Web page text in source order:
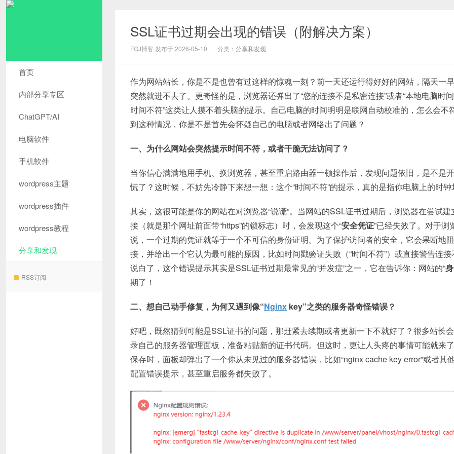
首页
内部分享专区
ChatGPT/AI
电脑软件
手机软件
wordpress主题
wordpress插件
wordpress教程
分享和发现
RSS订阅
SSL证书过期会出现的错误（附解决方案）
FGJ博客 发布于 2026-05-10 分类： 分享和发现
作为网站站长，你是不是也曾有过这样的惊魂一刻？前一天还运行得好好的网站，隔天一
突然就进不去了。更奇怪的是，浏览器还弹出了“您的连接不是私密连接”或者“本地电脑时
时间不符”这类让人摸不着头脑的提示。自己电脑的时间明明是联网自动校准的，怎么会不
到这种情况，你是不是首先会怀疑自己的电脑或者网络出了问题？
一、为什么网站会突然提示时间不符，或者干脆无法访问了？
当你信心满满地用手机、换浏览器，甚至重启路由器一顿操作后，发现问题依旧，是不是
慌了？这时候，不妨先冷静下来想一想：这个“时间不符”的提示，真的是指你电脑上的时
其实，这很可能是你的网站在对浏览器“说谎”。当网站的SSL证书过期后，浏览器在尝试建
接（就是那个网址前面带“https”的锁标志）时，会发现这个“安全凭证”已经失效了。对于浏
说，一个过期的凭证就等于一个不可信的身份证明。为了保护访问者的安全，它会果断地
接，并给出一个它认为最可能的原因，比如时间戳验证失败（“时间不符”）或直接警告连
说白了，这个错误提示其实是SSL证书过期最常见的“并发症”之一，它在告诉你：网站的“
期了！
二、想自己动手修复，为何又遇到像“Nginx key”之类的服务器奇怪错误？
好吧，既然猜到可能是SSL证书的问题，那赶紧去续期或者更新一下不就好了？很多站长
录自己的服务器管理面板，准备粘贴新的证书代码。但这时，更让人头疼的事情可能就来
保存时，面板却弹出了一个你从未见过的服务器错误，比如“nginx cache key error”或者其
配置错误提示，甚至重启服务都失败了。